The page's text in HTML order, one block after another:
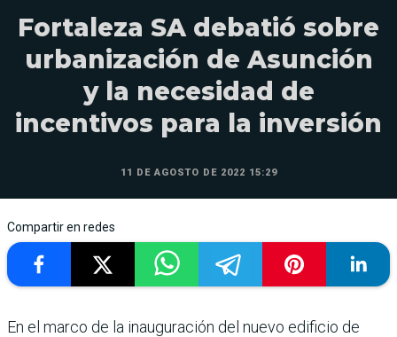
Fortaleza SA debatió sobre
urbanización de Asunción
y la necesidad de
incentivos para la inversión
11 DE AGOSTO DE 2022 15:29
Compartir en redes
En el marco de la inauguración del nuevo edificio de